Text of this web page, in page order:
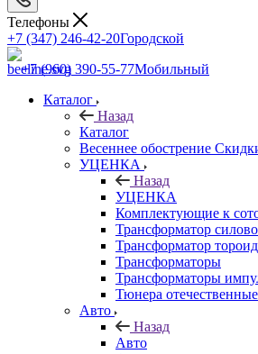
Телефоны
+7 (347) 246-42-20Городской
+7 (960) 390-55-77Мобильный
Каталог
Назад
Каталог
Весеннее обострение
УЦЕНКА
Назад
УЦЕНКА
Комплектующие к
Трансформатор
Трансформатор
Трансформаторы
Трансформаторы
Тюнера отечественные
Авто
Назад
Авто